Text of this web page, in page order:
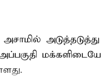
அடுத்தடுத்து
மக்களிடையே